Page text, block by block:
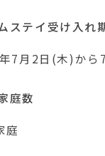
ステイ受け入れ
7月2日(木)から
庭数
庭